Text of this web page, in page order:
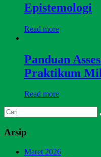
Epistemologi
Read more
Panduan
Praktikum
Read more
Arsip
Maret 2026